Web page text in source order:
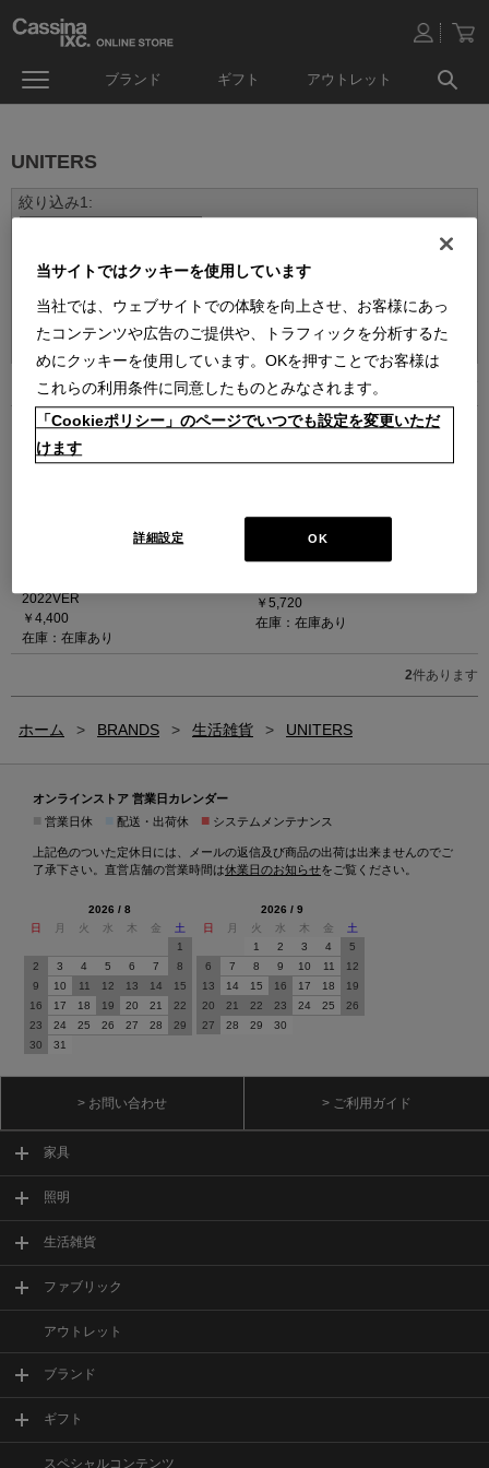
ブランド ギフト アウトレット
UNITERS
並べ替え：
2022VER
￥4,400
在庫：在庫あり
トリプルフリー2024
MIDIKIT(LM150)
￥5,720
在庫：在庫あり
2件あります
ホーム > BRANDS > 生活雑貨 > UNITERS
オンラインストア 営業日カレンダー
営業日休 配送・出荷休 ■ システムメンテナンス
上記色のついた定休日には、メールの返信及び商品の出荷は出来ませんのでご
了承下さい。直営店舗の営業時間は休業日のお知らせをご覧ください。
2026 / 8
日
月 火 水 木 金
土
1
2
3 4 5 6 7
8
9
10 11 12 13 14
15
16
17 18 19 20 21
22
23
24 25 26 27 28
29
30
31
2026 / 9
日
月 火 水 木 金
土
1
2 3 4
5
6
7 8 9 10 11
12
13
14 15 16 17 18
19
20
21 22 23 24 25
26
27
28 29 30
> お問い合わせ > ご利用ガイド
家具
照明
生活雑貨
ファブリック
アウトレット
ブランド
ギフト
スペシャルコンテンツ
当サイトではクッキーを使用しています
当社では、ウェブサイトでの体験を向上させ、お客様にあっ
たコンテンツや広告のご提供や、トラフィックを分析するた
めにクッキーを使用しています。OKを押すことでお客様は
これらの利用条件に同意したものとみなされます。
「Cookieポリシー」のページでいつでも設定を変更いただ
けます
OK
詳細設定